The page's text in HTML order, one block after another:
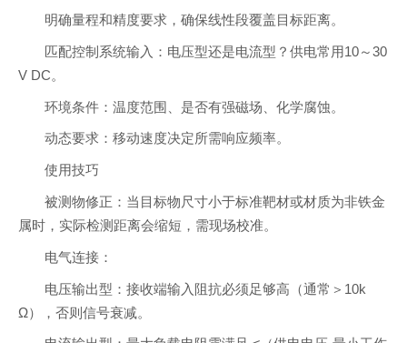
明确量程和精度要求，确保线性段覆盖目标距离。
匹配控制系统输入：电压型还是电流型？供电常用10～30
V DC。
环境条件：温度范围、是否有强磁场、化学腐蚀。
动态要求：移动速度决定所需响应频率。
使用技巧
被测物修正：当目标物尺寸小于标准靶材或材质为非铁金
属时，实际检测距离会缩短，需现场校准。
电气连接：
电压输出型：接收端输入阻抗必须足够高（通常＞10k
Ω），否则信号衰减。